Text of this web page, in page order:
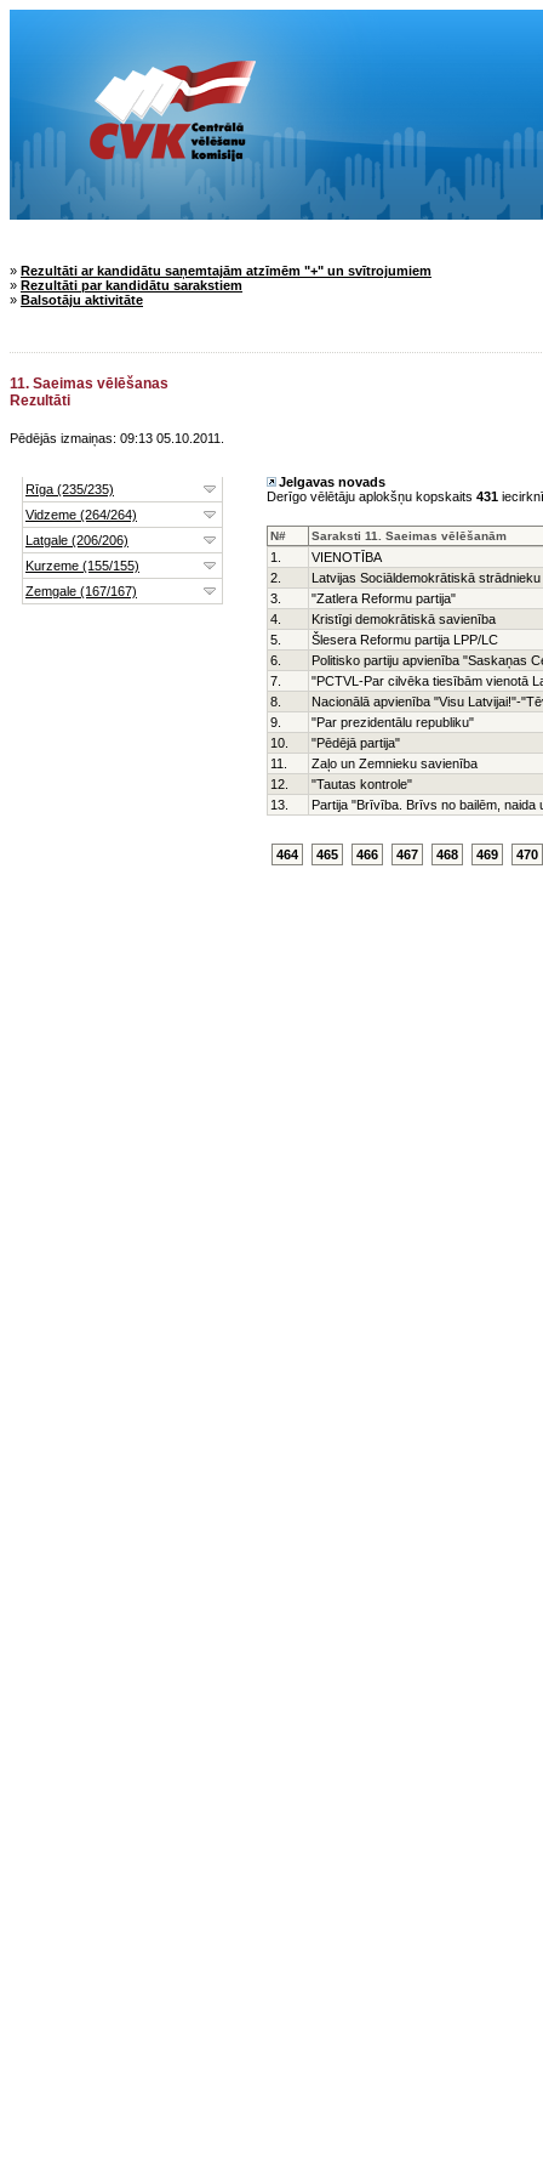
» Rezultāti ar kandidātu saņemtajām atzīmēm "+" un svītrojumiem
» Rezultāti par kandidātu sarakstiem
» Balsotāju aktivitāte
11. Saeimas vēlēšanas
Rezultāti
Pēdējās izmaiņas: 09:13 05.10.2011.
Jelgavas novads
Derīgo vēlētāju aplokšņu kopskaits 431
N# Saraksti 11. Saeimas vēlēšanām
1.
VIENOTĪBA
2.
Latvijas Sociāldemokrātiskā strādnieku
3.
"Zatlera Reformu partija"
4.
Kristīgi demokrātiskā savienība
5.
Šlesera Reformu partija LPP/LC
6.
Politisko partiju apvienība "Saskaņas
7.
"PCTVL-Par cilvēka tiesībām vienotā
8.
Nacionālā apvienība "Visu Latvijai!"-
9.
"Par prezidentālu republiku"
10.
"Pēdējā partija"
11.
Zaļo un Zemnieku savienība
12.
"Tautas kontrole"
13.
Partija "Brīvība. Brīvs no bailēm, naida
464 465 466 467 468 469 470